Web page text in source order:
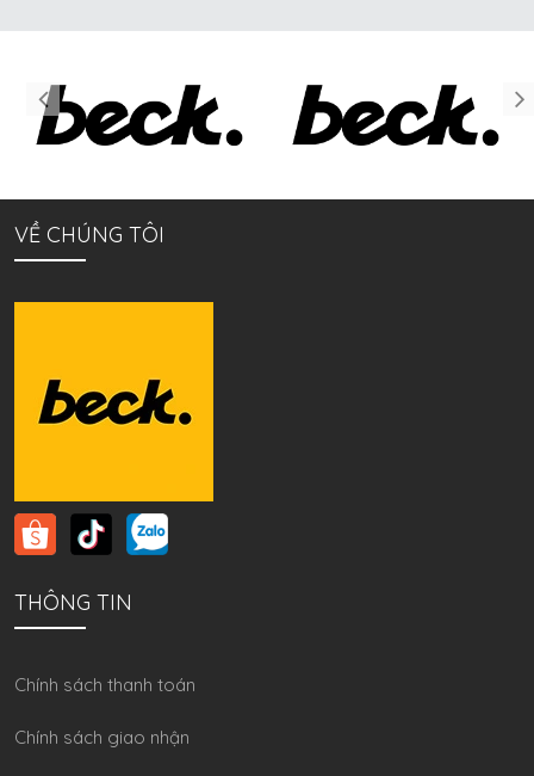
VỀ CHÚNG TÔI
THÔNG TIN
Chính sách thanh toán
Chính sách giao nhận